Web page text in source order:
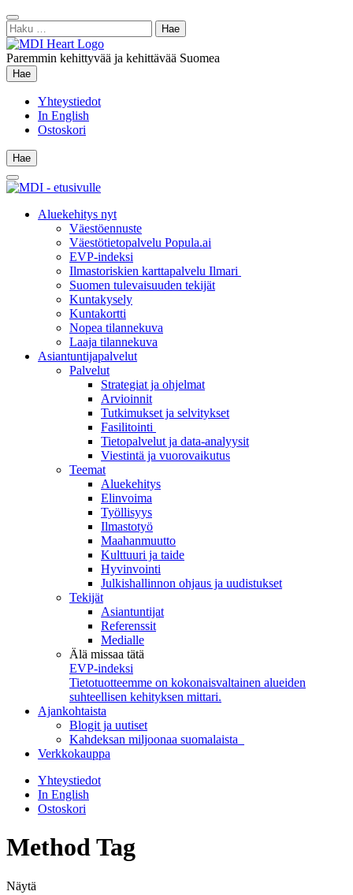
Siirry
sisältöön
Sulje
hae
Haku:
Paremmin kehittyvää ja kehittävää Suomea
Hae
Hae
Yhteystiedot
In English
Ostoskori
Hae
Hae
Main
Menu
Aluekehitys nyt
Väestöennuste
Väestötietopalvelu Popula.ai
EVP-indeksi
Ilmastoriskien karttapalvelu Ilmari
Suomen tulevaisuuden tekijät
Kuntakysely
Kuntakortti
Nopea tilannekuva
Laaja tilannekuva
Asiantuntijapalvelut
Palvelut
Strategiat ja ohjelmat
Arvioinnit
Tutkimukset ja selvitykset
Fasilitointi
Tietopalvelut ja data-analyysit
Viestintä ja vuorovaikutus
Teemat
Aluekehitys
Elinvoima
Työllisyys
Ilmastotyö
Maahanmuutto
Kulttuuri ja taide
Hyvinvointi
Julkishallinnon ohjaus ja uudistukset
Tekijät
Asiantuntijat
Referenssit
Medialle
Älä missaa tätä
EVP-indeksi
Tietotuotteemme on kokonaisvaltainen alueiden
suhteellisen kehityksen mittari.
Ajankohtaista
Blogit ja uutiset
Kahdeksan miljoonaa suomalaista
Verkkokauppa
Yhteystiedot
In English
Ostoskori
Method Tag
Näytä